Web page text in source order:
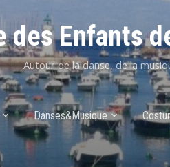
des Enfants
Autour de la danse, de la
Danses&Musique